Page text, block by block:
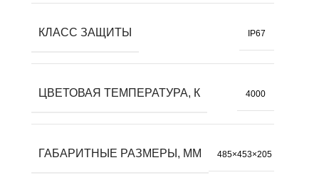
КЛАСС ЗАЩИТЫ IP67
ЦВЕТОВАЯ ТЕМПЕРАТУРА, К 4000
ГАБАРИТНЫЕ РАЗМЕРЫ, ММ 485×453×205